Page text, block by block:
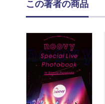
この著者の商品